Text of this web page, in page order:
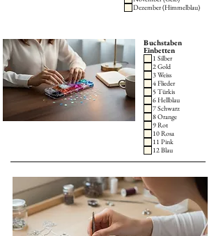
Dezember (Himmelblau)
Buchstaben
Einbetten
1 Silber
2 Gold
3 Weiss
4 Flieder
5 Türkis
6 Hellblau
7 Schwarz
8 Orange
9 Rot
10 Rosa
11 Pink
12 Blau